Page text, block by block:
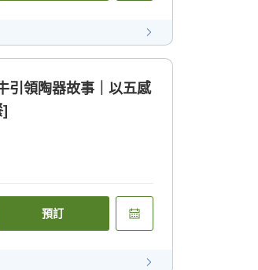
引領陶器故事｜以五感
]
預訂